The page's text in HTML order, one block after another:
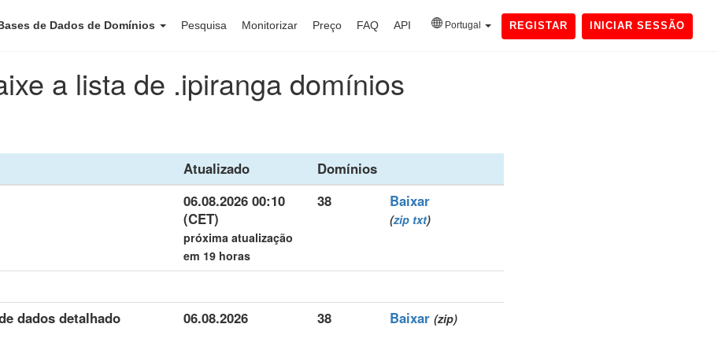
de Dados de Domínios Pesquisa Monitorizar Preço FAQ API Portugal REGISTAR INICIAR SESSÃO
a lista de .ipiranga domínios
Atualizado
Domínios
06.08.2026 00:10
(CET)
próxima atualização
em 19 horas
38 Baixar
(zip txt)
dados detalhado
06.08.2026 38 Baixar (zip)